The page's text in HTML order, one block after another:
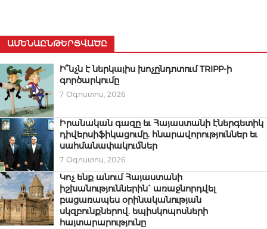
ԱՄԵՆԱԸՆԹԵՐՑՎԱԾԸ
Ի՞նչն է ներկայիս խոչընդոտում TRIPP-ի
գործարկումը
7 Օգոստոս, 2026
Իրանական գազը եւ Հայաստանի էներգետիկ
դիվերսիֆիկացումը. հնարավորություններ եւ
սահմանափակումներ
7 Օգոստոս, 2026
Կոչ ենք անում Հայաստանի
իշխանություններին` առաջնորդվել
բացառապես օրինականության
սկզբունքներով. եպիսկոպոսների
հայտարարությունը